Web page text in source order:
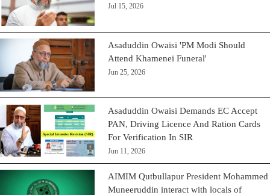
Jul 15, 2026
Asaduddin Owaisi 'PM Modi Should
Attend Khamenei Funeral'
Jun 25, 2026
Asaduddin Owaisi Demands EC Accept
PAN, Driving Licence And Ration Cards
For Verification In SIR
Jun 11, 2026
AIMIM Qutbullapur President Mohammed
Muneeruddin interact with locals of